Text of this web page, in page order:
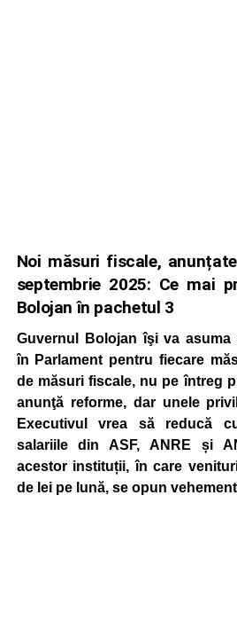
Noi măsuri fiscale,
septembrie 2025: Ce mai
Bolojan în pachetul 3
Guvernul Bolojan îşi va asuma
în Parlament pentru fiecare
de măsuri fiscale, nu pe întreg
anunţă reforme, dar unele
Executivul vrea să reducă
salariile din ASF, ANRE și
acestor instituții, în care
de lei pe lună, se opun